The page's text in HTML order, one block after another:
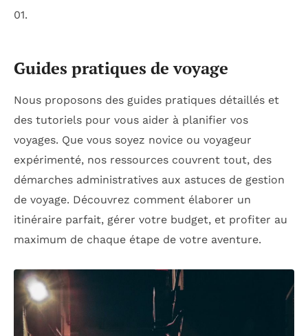
01.
Guides pratiques de voyage
Nous proposons des guides pratiques détaillés et
des tutoriels pour vous aider à planifier vos
voyages. Que vous soyez novice ou voyageur
expérimenté, nos ressources couvrent tout, des
démarches administratives aux astuces de gestion
de voyage. Découvrez comment élaborer un
itinéraire parfait, gérer votre budget, et profiter au
maximum de chaque étape de votre aventure.